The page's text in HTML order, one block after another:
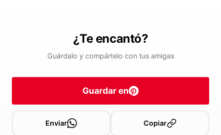
¿Te encantó?
Guárdalo y compártelo con tus amigas
Guardar en
Enviar Copiar